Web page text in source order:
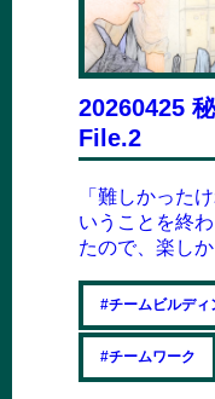
20260425
File.2
「難しかった
いうことを終
たので、楽し
続き、本日も
#チームビルディ
#チームワーク